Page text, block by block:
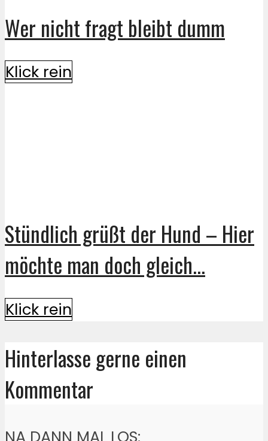
Wer nicht fragt bleibt dumm
Klick rein
Stündlich grüßt der Hund – Hier
möchte man doch gleich...
Klick rein
Hinterlasse gerne einen
Kommentar